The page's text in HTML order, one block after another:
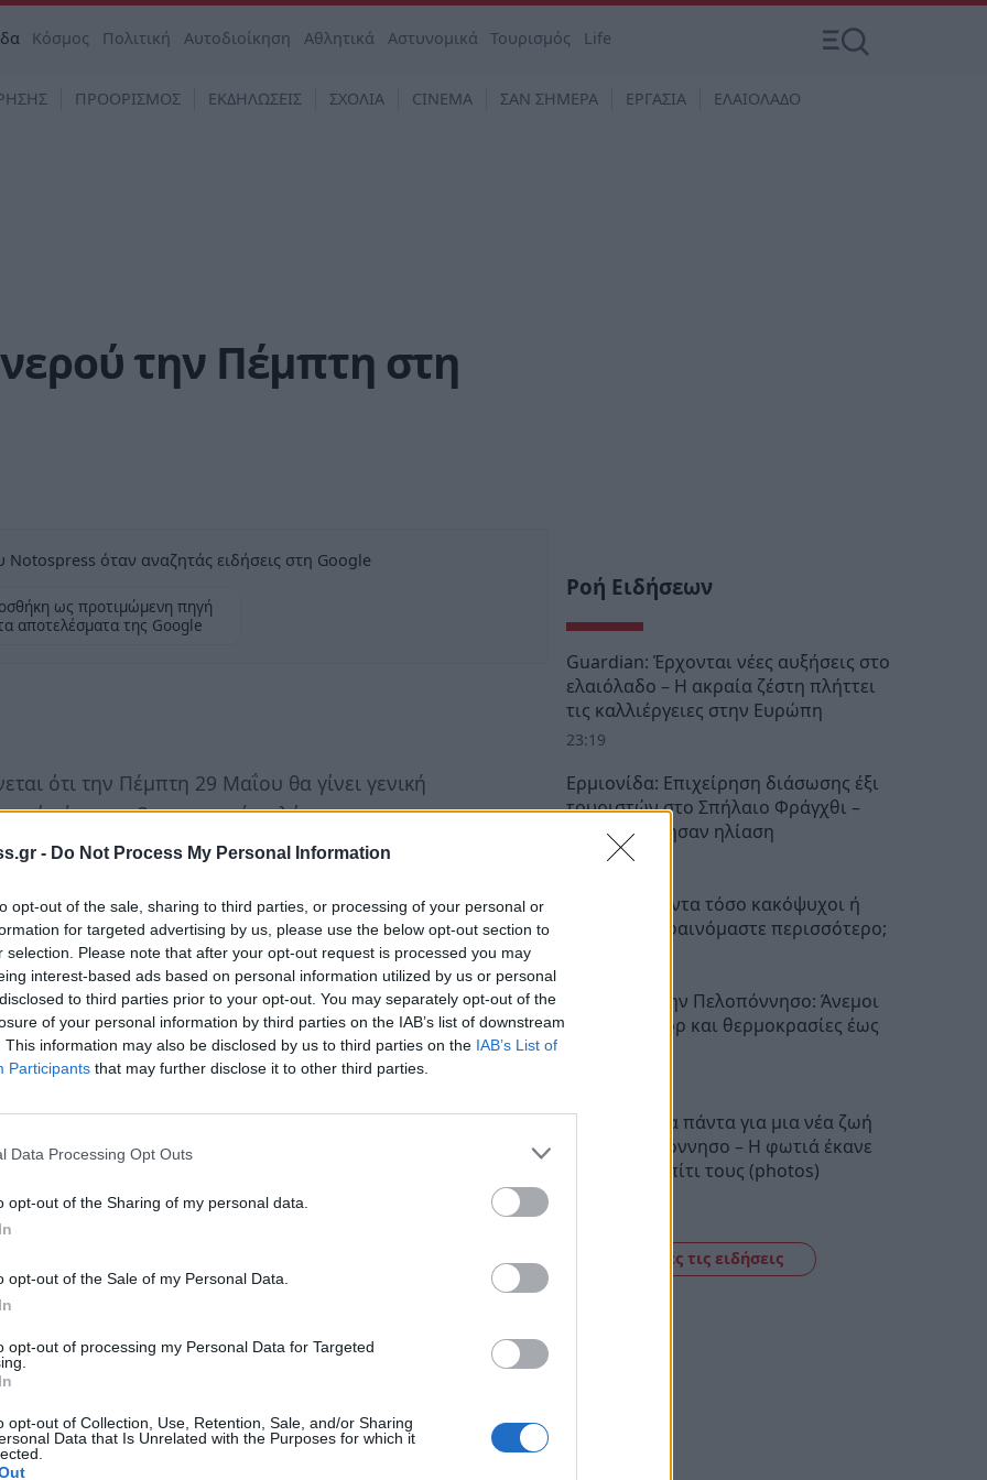
- Do Not Process My Personal Information
opt-out of the sale, sharing to third parties, or processing of your personal or
for targeted advertising by us, please use the below opt-out section to
selection. Please note that after your opt-out request is processed you may
interest-based ads based on personal information utilized by us or personal
to third parties prior to your opt-out. You may separately opt-out of the
of your personal information by third parties on the IAB’s list of downstream
This information may also be disclosed by us to third parties on the IAB’s List of
Participants that may further disclose it to other third parties.
Data Processing Opt Outs
opt-out of the Sharing of my personal data.
opt-out of the Sale of my Personal Data.
opt-out of processing my Personal Data for Targeted
opt-out of Collection, Use, Retention, Sale, and/or Sharing
Data that Is Unrelated with the Purposes for which it
Κόσμος Πολιτική Αυτοδιοίκηση Αθλητικά Αστυνομικά Τουρισμός Life
ΠΡΟΟΡΙΣΜΟΣ ΕΚΔΗΛΩΣΕΙΣ ΣΧΟΛΙΑ CINEMA ΣΑΝ ΣΗΜΕΡΑ ΕΡΓΑΣΙΑ ΕΛΑΙΟΛΑΔΟ
την Πέμπτη στη
όταν αναζητάς ειδήσεις στη Google
ως προτιμώμενη πηγή
αποτελέσματα της Google
ότι την Πέμπτη 29 Μαΐου θα γίνει γενική
μέχρι τις 3 το μεσημέρι, λόγω
από τον εργολάβο του έργου
πυροσβέστης
δικό του
12:52
Η μαρτυρία κατοίκου από το
σπίτι μου, δεν έχω πού να
Ροή Ειδήσεων
Guardian: Έρχονται νέες αυξήσεις στο
ελαιόλαδο – Η ακραία ζέστη πλήττει
τις καλλιέργειες στην Ευρώπη
23:19
Ερμιονίδα: Επιχείρηση διάσωσης έξι
τουριστών στο Σπήλαιο Φράγχθι –
Τρεις υπέστησαν ηλίαση
Ήμασταν πάντα τόσο κακόψυχοι ή
τώρα απλά φαινόμαστε περισσότερο;
Ο καιρός στην Πελοπόννησο: Άνεμοι
έως 5 μποφόρ και θερμοκρασίες έως
Πούλησαν τα πάντα για μια νέα ζωή
στην Πελοπόννησο – Η φωτιά έκανε
στάχτη το σπίτι τους (photos)
Δείτε όλες τις ειδήσεις